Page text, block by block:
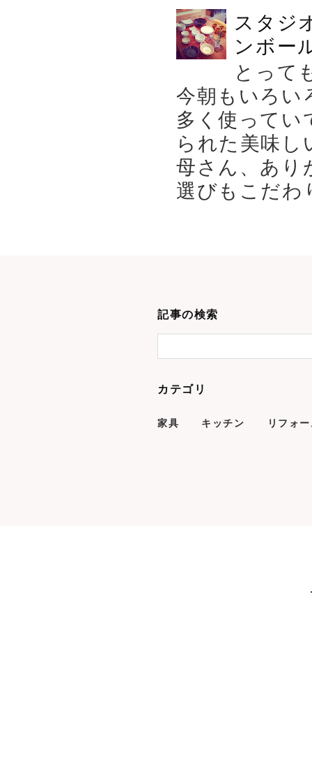
スタジ
ンボー
とって
今朝もいろい
多く使ってい
られた美味
母さん、あり
選びもこだ
記事の検索
カテゴリ
家具 キッチン リフォ